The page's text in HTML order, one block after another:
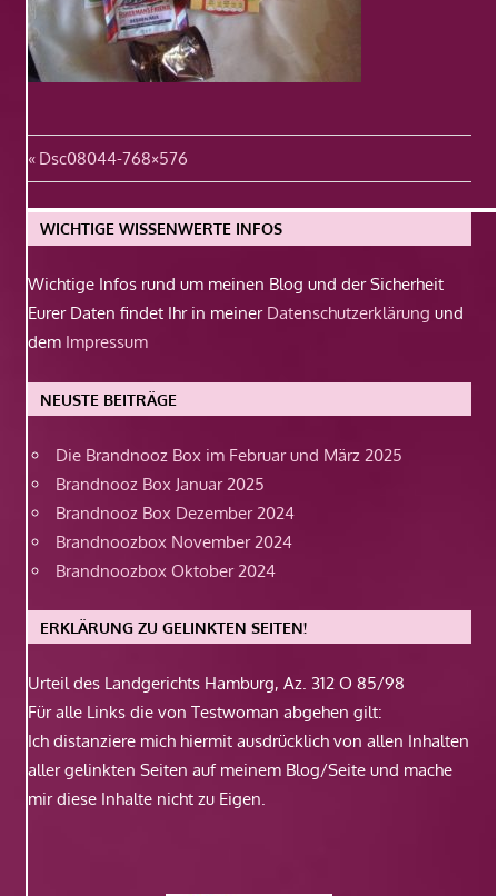
Beitragsnavigation
Vorheriger
Beitrag:
Dsc08044-768×576
WICHTIGE WISSENWERTE INFOS
Wichtige Infos rund um meinen Blog und der Sicherheit
Eurer Daten findet Ihr in meiner Datenschutzerklärung und
dem Impressum
NEUSTE BEITRÄGE
Die Brandnooz Box im Februar und März 2025
Brandnooz Box Januar 2025
Brandnooz Box Dezember 2024
Brandnoozbox November 2024
Brandnoozbox Oktober 2024
ERKLÄRUNG ZU GELINKTEN SEITEN!
Urteil des Landgerichts Hamburg, Az. 312 O 85/98
Für alle Links die von Testwoman abgehen gilt:
Ich distanziere mich hiermit ausdrücklich von allen Inhalten
aller gelinkten Seiten auf meinem Blog/Seite und mache
mir diese Inhalte nicht zu Eigen.